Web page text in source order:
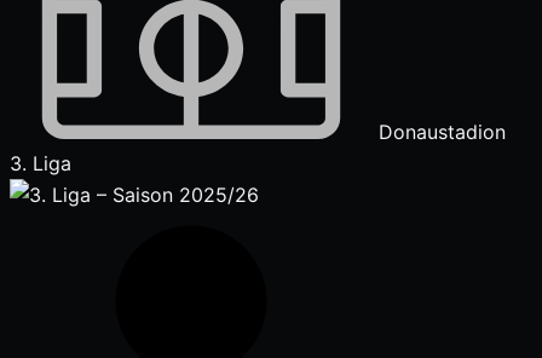
Donaustadion
3. Liga